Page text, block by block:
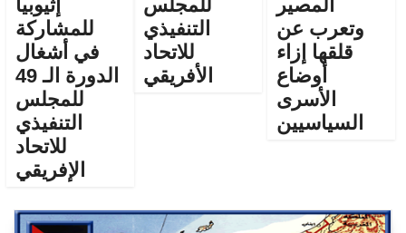
المصير
وتعرب عن
قلقها إزاء
أوضاع
الأسرى
السياسيين
للمجلس
التنفيذي
للاتحاد
الأفريقي
إثيوبيا
للمشاركة
في أشغال
الدورة الـ 49
للمجلس
التنفيذي
للاتحاد
الإفريقي